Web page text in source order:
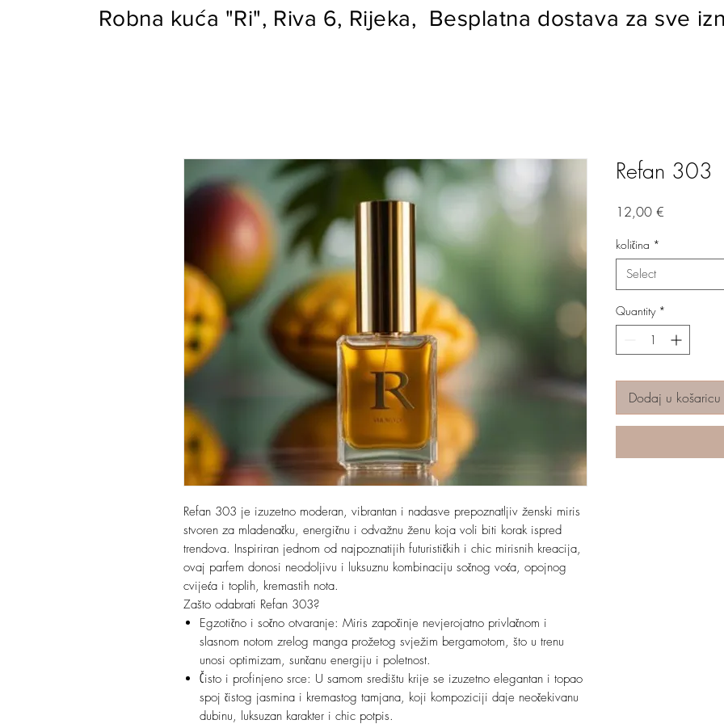
Robna kuća "Ri", Riva 6, Rijeka, Besplatna dostava za sve
Refan 303 je izuzetno moderan, vibrantan i nadasve prepoznatljiv ženski miris
stvoren za mladenačku, energičnu i odvažnu ženu koja voli biti korak ispred
trendova. Inspiriran jednom od najpoznatijih futurističkih i chic mirisnih kreacija,
ovaj parfem donosi neodoljivu i luksuznu kombinaciju sočnog voća, opojnog
cvijeća i toplih, kremastih nota.
Zašto odabrati Refan 303?
Egzotično i sočno otvaranje: Miris započinje nevjerojatno privlačnom i
slasnom notom zrelog manga prožetog svježim bergamotom, što u trenu
unosi optimizam, sunčanu energiju i poletnost.
Čisto i profinjeno srce: U samom središtu krije se izuzetno elegantan i topao
spoj čistog jasmina i kremastog tamjana, koji kompoziciji daje neočekivanu
dubinu, luksuzan karakter i chic potpis.
Refan 303
12,00 €
količina *
Select
Quantity *
Dodaj u košaricu